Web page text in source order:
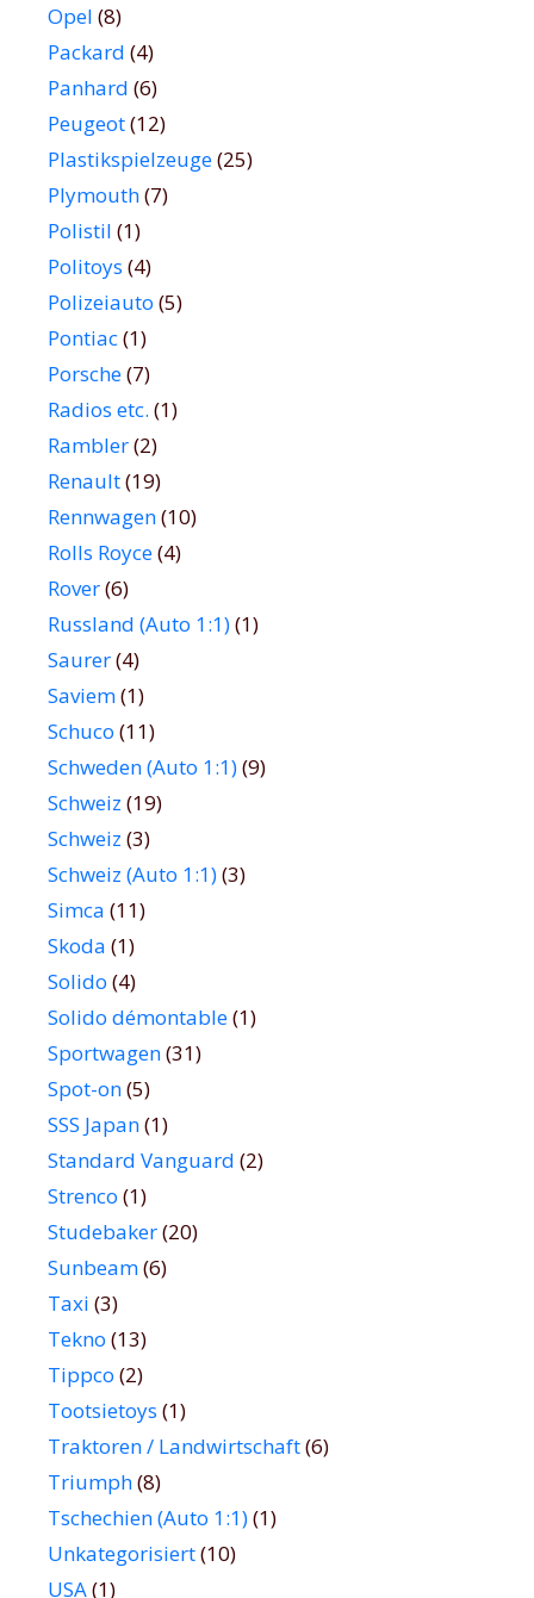
Opel (8)
Packard (4)
Panhard (6)
Peugeot(12)
Plastikspielzeuge(25)
Plymouth(7)
Polistil (1)
Politoys (4)
Polizeiauto (5)
Pontiac(1)
Porsche(7)
Radios etc. (1)
Rambler(2)
Renault(19)
Rennwagen(10)
Rolls Royce(4)
Rover(6)
Russland (Auto 1:1)(1)
Saurer(4)
Saviem(1)
Schuco (11)
Schweden (Auto 1:1)(9)
Schweiz (19)
Schweiz (3)
Schweiz (Auto 1:1)(3)
Simca (11)
Skoda (1)
Solido (4)
Solido démontable(1)
Sportwagen(31)
Spot-on(5)
SSS Japan(1)
Standard Vanguard (2)
Strenco (1)
Studebaker(20)
Sunbeam(6)
Taxi (3)
Tekno (13)
Tippco (2)
Tootsietoys (1)
Traktoren / Landwirtschaft(6)
Triumph(8)
Tschechien (Auto 1:1)(1)
Unkategorisiert(10)
USA(1)